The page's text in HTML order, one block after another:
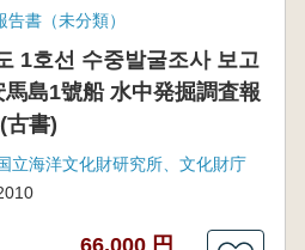
告書（未分類）
1호선 수중발굴조사 보고
馬島1號船 水中発掘調査報
書)
立海洋文化財研究所、文化財庁
66,000 円